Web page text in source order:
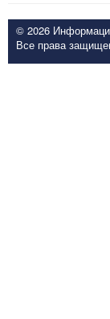
© 2026
Все права